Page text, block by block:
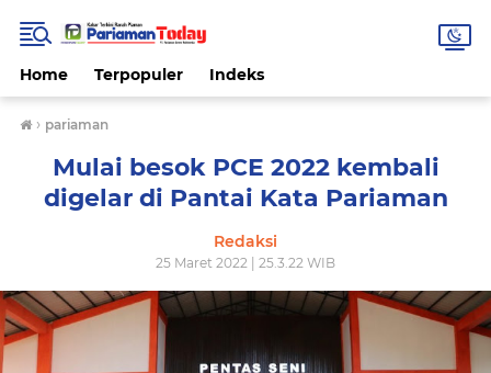
Home Terpopuler Indeks
› pariaman
Mulai besok PCE 2022 kembali
digelar di Pantai Kata Pariaman
Redaksi
25 Maret 2022 | 25.3.22 WIB